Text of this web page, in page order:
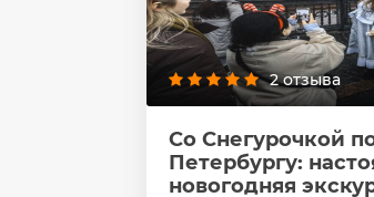
2 отзыва
Со Снегурочкой
Петербургу:
новогодняя